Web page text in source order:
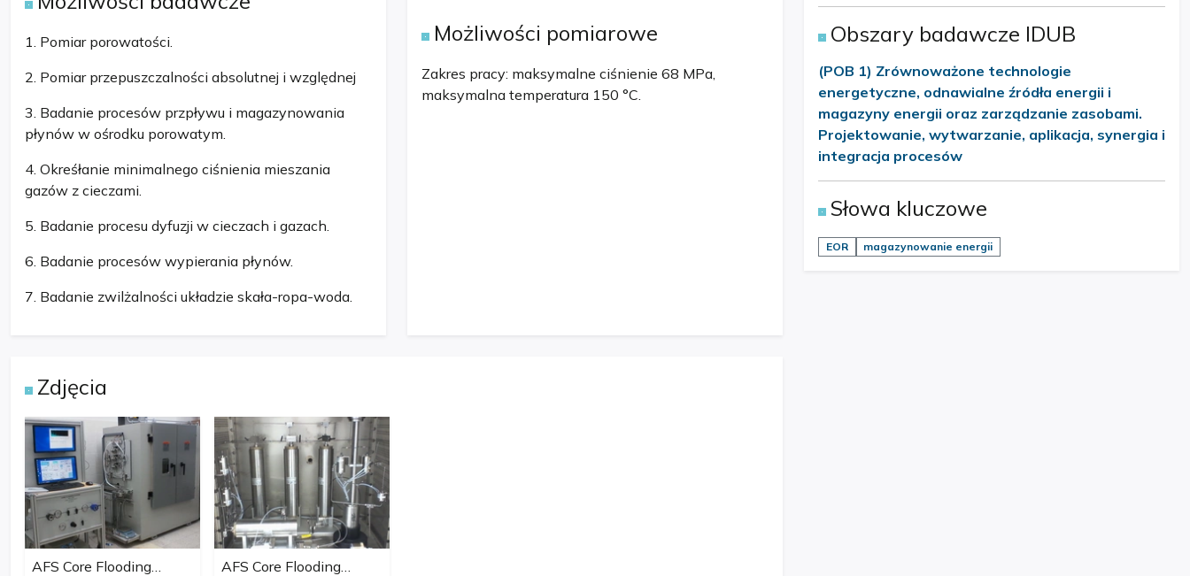
1. Pomiar porowatości.
2. Pomiar przepuszczalności absolutnej i względnej
3. Badanie procesów przpływu i magazynowania
płynów w ośrodku porowatym.
4. Okreśłanie minimalnego ciśnienia mieszania
gazów z cieczami.
5. Badanie procesu dyfuzji w cieczach i gazach.
6. Badanie procesów wypierania płynów.
7. Badanie zwilżalności układzie skała-ropa-woda.
Możliwości pomiarowe
Zakres pracy: maksymalne ciśnienie 68 MPa,
maksymalna temperatura 150 °C.
Zdjęcia
AFS Core Flooding AFS Core Flooding
Obszary badawcze IDUB
(POB 1) Zrównoważone technologie
energetyczne, odnawialne źródła energii i
magazyny energii oraz zarządzanie zasobami.
Projektowanie, wytwarzanie, aplikacja, synergia i
integracja procesów
Słowa kluczowe
EOR magazynowanie energii